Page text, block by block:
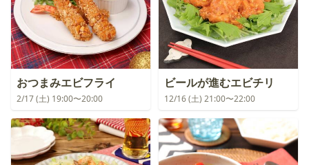
おつまみエビフライ
2/17 (土) 19:00〜20:00
ビールが進むエビチリ
12/16 (土) 21:00〜22:00